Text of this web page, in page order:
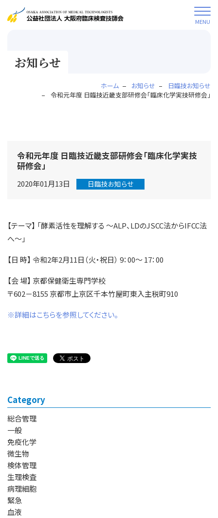
MENU
お知らせ
ホーム お知らせ
日臨技お知らせ
令和元年度 日臨技近畿支部研修会「臨床化学実技研修会」
令和元年度 日臨技近畿支部研修会「臨床化学実技
研修会」
2020年01月13日 日臨技お知らせ
【テーマ】 「酵素活性を理解する ～ALP、LDのJSCC法からIFCC法
へ～」
【日 時】 令和2年2月11日（火・祝日） 9：00～ 17：00
【会 場】 京都保健衛生専門学校
〒602－8155 京都市上京区千本竹屋町東入主税町910
※詳細はこちらを参照してください。
Category
総合管理
一般
免疫化学
微生物
検体管理
生理検査
病理細胞
緊急
血液